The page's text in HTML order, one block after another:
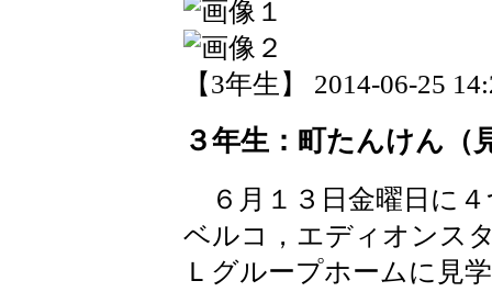
【3年生】 2014-06-25
３年生：町たんけん（
６月１３日金曜日に
ベルコ，エディオンス
Ｌグループホームに見